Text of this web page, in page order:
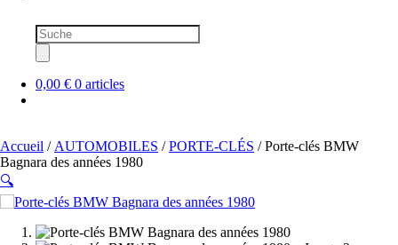
Recherche
de
produits
0,00 € 0 articles
Accueil / AUTOMOBILES /PORTE-CLÉS / Porte-clés BMW
Bagnara des années 1980
🔍
SOLD OUT